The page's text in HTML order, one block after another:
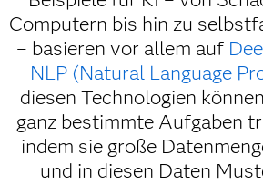
Computern bis hin zu
– basieren vor allem auf
NLP (Natural Language
diesen Technologien
ganz bestimmte Aufgaben
indem sie große
und in diesen Daten